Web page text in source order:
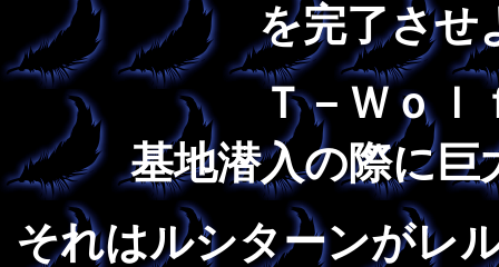
を完了させ
Ｔ－Ｗｏｌ
基地潜入の際に巨
それはルシターンがレ